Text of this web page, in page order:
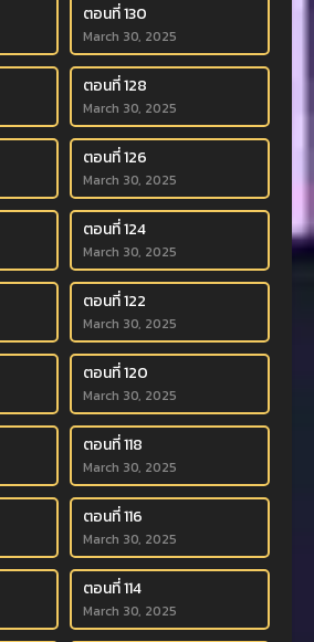
ตอนที่ 130
March 30, 2025
ตอนที่ 128
March 30, 2025
ตอนที่ 126
March 30, 2025
ตอนที่ 124
March 30, 2025
ตอนที่ 122
March 30, 2025
ตอนที่ 120
March 30, 2025
ตอนที่ 118
March 30, 2025
ตอนที่ 116
March 30, 2025
ตอนที่ 114
March 30, 2025